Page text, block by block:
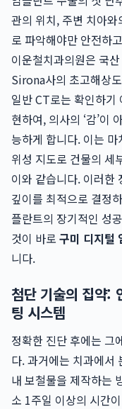
관의 위치, 주변 치아
로 파악해야만 안전하
이운철치과의원은 국
Sirona사의 초고해상
일반 CT로는 확인하기
현하여, 의사의 ‘감’이
능하게 합니다. 이는
위성 지도로 건물의 세
이와 같습니다. 이러한
깊이를 최적으로 결정
플란트의 장기적인 성
것이 바로 구미 디지털
니다.
첨단 기술의 집약:
팅 시스템
정확한 진단 후에는 그
다. 과거에는 치과에서
내 보철물을 제작하는
소 1주일 이상의 시간